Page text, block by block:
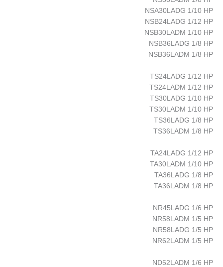
NSA30LADG 1/10 HP
NSB24LADG 1/12 HP
NSB30LADM 1/10 HP
NSB36LADG 1/8 HP
NSB36LADM 1/8 HP
TS24LADG 1/12 HP
TS24LADM 1/12 HP
TS30LADG 1/10 HP
TS30LADM 1/10 HP
TS36LADG 1/8 HP
TS36LADM 1/8 HP
TA24LADG 1/12 HP
TA30LADM 1/10 HP
TA36LADG 1/8 HP
TA36LADM 1/8 HP
NR45LADG 1/6 HP
NR58LADM 1/5 HP
NR58LADG 1/5 HP
NR62LADM 1/5 HP
ND52LADM 1/6 HP